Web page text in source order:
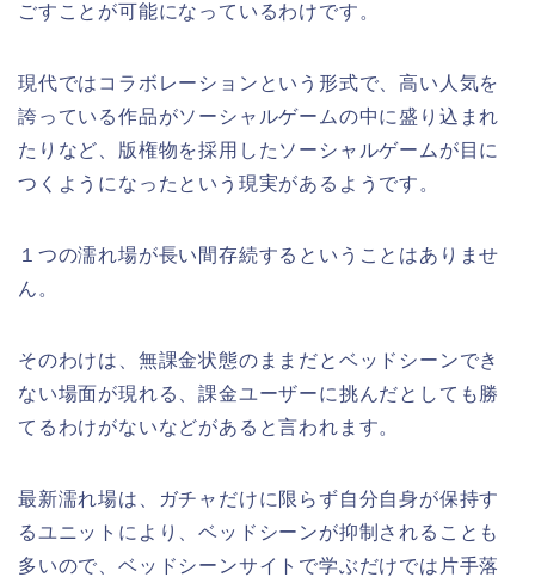
ごすことが可能になっているわけです。
現代ではコラボレーションという形式で、高い人気を
誇っている作品がソーシャルゲームの中に盛り込まれ
たりなど、版権物を採用したソーシャルゲームが目に
つくようになったという現実があるようです。
１つの濡れ場が長い間存続するということはありませ
ん。
そのわけは、無課金状態のままだとベッドシーンでき
ない場面が現れる、課金ユーザーに挑んだとしても勝
てるわけがないなどがあると言われます。
最新濡れ場は、ガチャだけに限らず自分自身が保持す
るユニットにより、ベッドシーンが抑制されることも
多いので、ベッドシーンサイトで学ぶだけでは片手落